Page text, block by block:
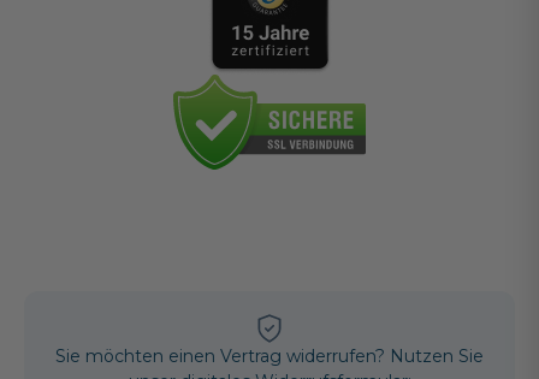
Sie möchten einen Vertrag widerrufen? Nutzen Sie